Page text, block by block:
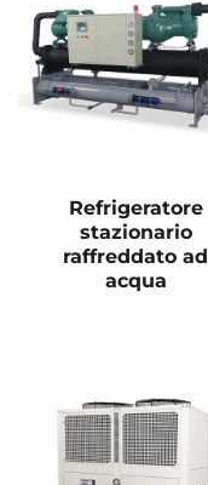
Refrigeratore
stazionario
raffreddato ad
acqua